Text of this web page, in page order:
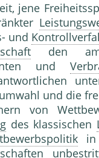
jene
und
den am
und
und die
von
des klassischen
in
en